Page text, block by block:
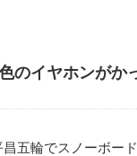
のイヤホンがか
昌五輪でスノーボー